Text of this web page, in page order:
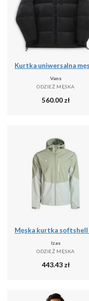
Vans
ODZIEŻ MĘSKA
560.00zł
Izas
ODZIEŻ MĘSKA
443.43zł